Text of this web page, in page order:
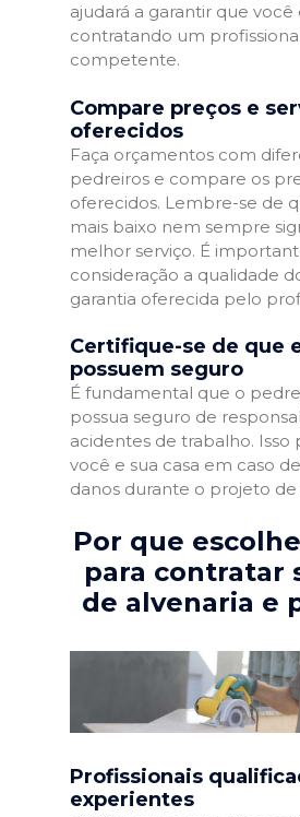
ajudará a garantir que você
contratando um
competente.
Compare preços e
oferecidos
Faça orçamentos com
pedreiros e compare os
oferecidos. Lembre-se de
mais baixo nem sempre
melhor serviço. É
consideração a qualidade
garantia oferecida pelo
Certifique-se de que
possuem seguro
É fundamental que o
possua seguro de
acidentes de trabalho. Isso
você e sua casa em caso
danos durante o projeto de
Por que
para contratar
de alvenaria e
Profissionais
experientes